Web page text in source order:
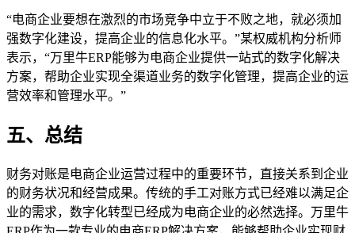
“电商企业要想在激烈的市场竞争中立于不败之地，就必须加
强数字化建设，提高企业的信息化水平。”某权威机构分析师
表示，“万里牛ERP能够为电商企业提供一站式的数字化解决
方案，帮助企业实现全渠道业务的数字化管理，提高企业的运
营效率和管理水平。”
五、总结
财务对账是电商企业运营过程中的重要环节，直接关系到企业
的财务状况和经营成果。传统的手工对账方式已经难以满足企
业的需求，数字化转型已经成为电商企业的必然选择。万里牛